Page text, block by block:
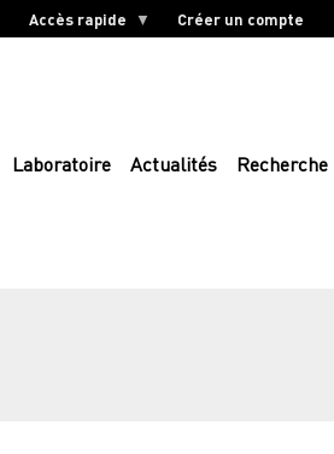
Accès rapide Créer un compte
Laboratoire Actualités Recherche